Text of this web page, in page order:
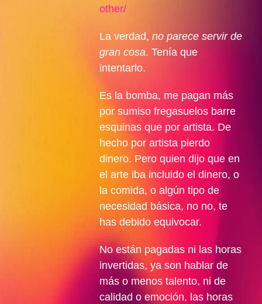
other/
La verdad, no parece servir de
gran cosa. Tenía que
intentarlo.
Es la bomba, me pagan más
por sumiso fregasuelos barre
esquinas que por artista. De
hecho por artista pierdo
dinero. Pero quien dijo que en
el arte iba incluido el dinero, o
la comida, o algún tipo de
necesidad básica, no no, te
has debido equivocar.
No están pagadas ni las horas
invertidas, ya son hablar de
más o menos talento, ni de
calidad o emoción, las horas